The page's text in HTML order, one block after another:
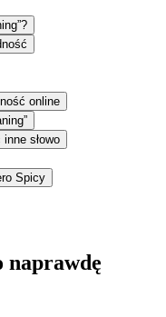
online
słowo
Spicy
naprawdę